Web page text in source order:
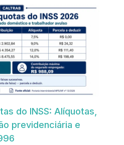
do INSS: Alíquotas,
previdenciária e